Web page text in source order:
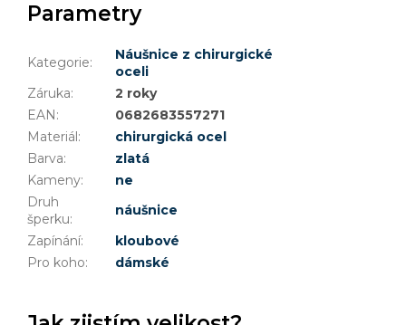
Parametry
Kategorie:
Náušnice z chirurgické
oceli
Záruka:
2 roky
EAN :
0682683557271
Materiál :
chirurgická ocel
Barva:
zlatá
Kameny:
ne
Druh
šperku:
náušnice
Zapínání:
kloubové
Pro koho: dámské